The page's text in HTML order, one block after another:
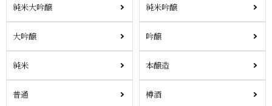
純米大吟醸 純米吟醸
大吟醸 吟醸
純米 本醸造
普通 樽酒